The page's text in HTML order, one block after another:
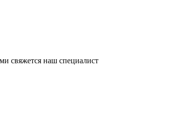
свяжется наш специалист